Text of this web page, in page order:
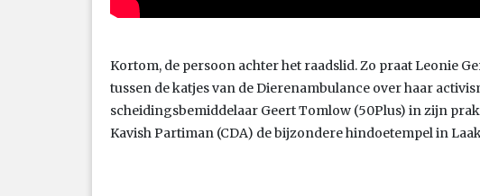
Kortom, de persoon achter het raadslid. Zo praat Leonie
tussen de katjes van de Dierenambulance over haar
scheidingsbemiddelaar Geert Tomlow (50Plus) in zijn
Kavish Partiman (CDA) de bijzondere hindoetempel in